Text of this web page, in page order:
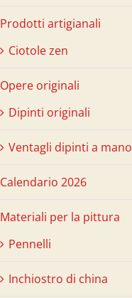
Prodotti artigianali
Ciotole zen
Opere originali
Dipinti originali
Ventagli dipinti a mano
Calendario 2026
Materiali per la pittura
Pennelli
Inchiostro di china